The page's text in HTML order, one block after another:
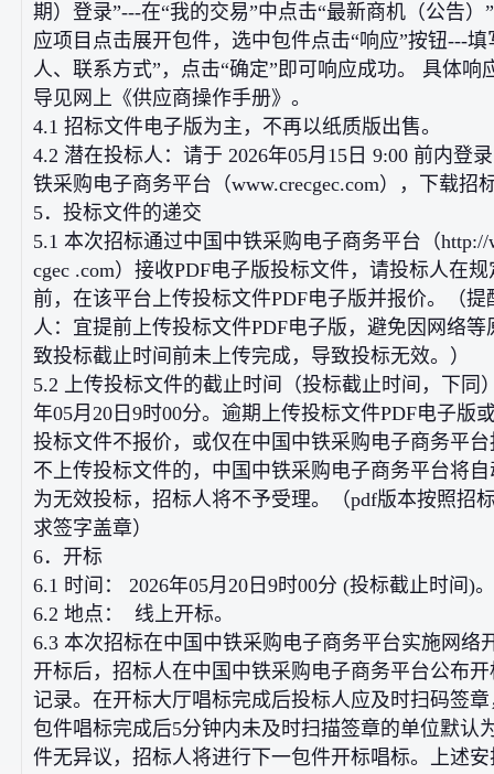
期）登录”---在“我的交易”中点击“最新商机（公告）
应项目点击展开包件，选中包件点击“响应”按钮---填
人、联系方式”，点击“确定”即可响应成功。 具体响
导见网上《供应商操作手册》。
4.1 招标文件电子版为主，不再以纸质版出售。
4.2 潜在投标人：请于 2026年05月15日 9:00 前内登
铁采购电子商务平台（www.crecgec.com），下载招
5．投标文件的递交
5.1 本次招标通过中国中铁采购电子商务平台（http://
cgec .com）接收PDF电子版投标文件，请投标人在
前，在该平台上传投标文件PDF电子版并报价。（提
人：宜提前上传投标文件PDF电子版，避免因网络等
致投标截止时间前未上传完成，导致投标无效。）
5.2 上传投标文件的截止时间（投标截止时间，下同
年05月20日9时00分。逾期上传投标文件PDF电子版
投标文件不报价，或仅在中国中铁采购电子商务平
不上传投标文件的，中国中铁采购电子商务平台将
为无效投标，招标人将不予受理。（pdf版本按照招
求签字盖章）
6．开标
6.1 时间： 2026年05月20日9时00分 (投标截止时间)。
6.2 地点： 线上开标。
6.3 本次招标在中国中铁采购电子商务平台实施网络
开标后，招标人在中国中铁采购电子商务平台公布
记录。在开标大厅唱标完成后投标人应及时扫码签
包件唱标完成后5分钟内未及时扫描签章的单位默认
件无异议，招标人将进行下一包件开标唱标。上述